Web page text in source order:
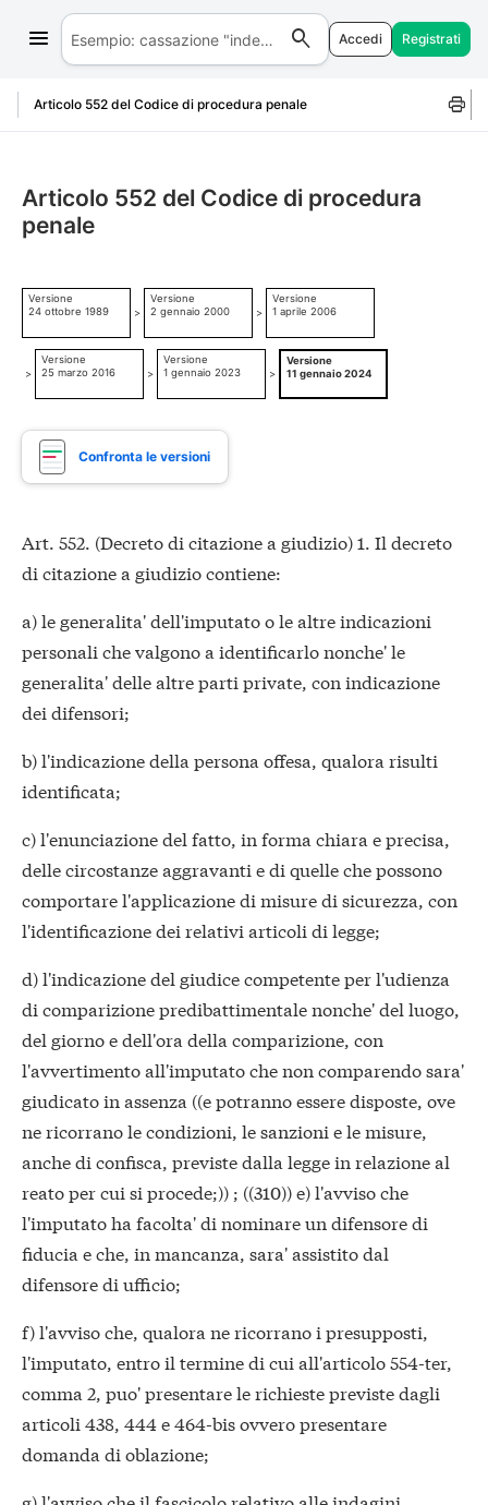
Salta al contenuto Accedi Registrati
Articolo 552 del Codice di procedura penale
Articolo 552 del Codice di procedura
penale
Versione
24 ottobre 1989
>
Versione
2 gennaio 2000
>
Versione
1 aprile 2006
>
Versione
25 marzo 2016
>
Versione
1 gennaio 2023
>
Versione
11 gennaio 2024
Confronta le versioni
Art. 552. (Decreto di citazione a giudizio) 1. Il decreto
di citazione a giudizio contiene:
a) le generalita' dell'imputato o le altre indicazioni
personali che valgono a identificarlo nonche' le
generalita' delle altre parti private, con indicazione
dei difensori;
b) l'indicazione della persona offesa, qualora risulti
identificata;
c) l'enunciazione del fatto, in forma chiara e precisa,
delle circostanze aggravanti e di quelle che possono
comportare l'applicazione di misure di sicurezza, con
l'identificazione dei relativi articoli di legge;
d) l'indicazione del giudice competente per l'udienza
di comparizione predibattimentale nonche' del luogo,
del giorno e dell'ora della comparizione, con
l'avvertimento all'imputato che non comparendo sara'
giudicato in assenza ((e potranno essere disposte, ove
ne ricorrano le condizioni, le sanzioni e le misure,
anche di confisca, previste dalla legge in relazione al
reato per cui si procede;)) ; ((310)) e) l'avviso che
l'imputato ha facolta' di nominare un difensore di
fiducia e che, in mancanza, sara' assistito dal
difensore di ufficio;
f) l'avviso che, qualora ne ricorrano i presupposti,
l'imputato, entro il termine di cui all'articolo 554-ter,
comma 2, puo' presentare le richieste previste dagli
articoli 438, 444 e 464-bis ovvero presentare
domanda di oblazione;